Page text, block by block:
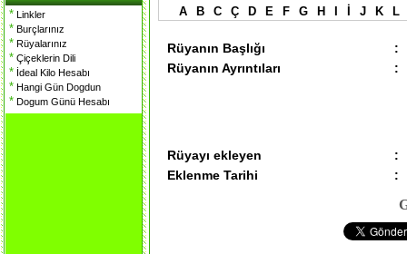
*Linkler
*Burçlarınız
*Rüyalarınız
*Çiçeklerin Dili
*İdeal Kilo Hesabı
*Hangi Gün Dogdun
*Dogum Günü Hesabı
A B C Ç D E F G H J K L
Rüyanın Başlığı
:
Rüyanın Ayrıntıları
:
Rüyayı ekleyen
:
Eklenme Tarihi
: